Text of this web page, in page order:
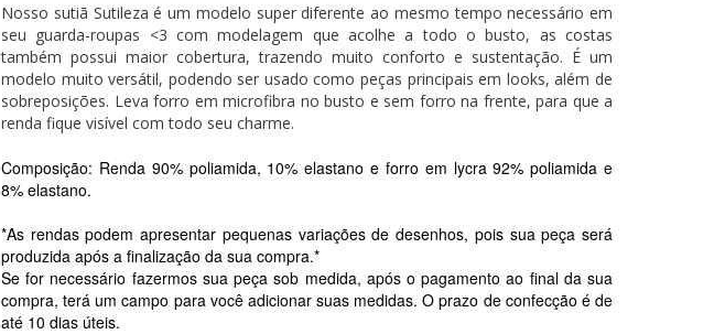
Nosso sutiã Sutileza é um modelo super diferente ao mesmo tempo necessário em
seu guarda-roupas <3 com modelagem que acolhe a todo o busto, as costas
também possui maior cobertura, trazendo muito conforto e sustentação. É um
modelo muito versátil, podendo ser usado como peças principais em looks, além de
sobreposições. Leva forro em microfibra no busto e sem forro na frente, para que a
renda fique visível com todo seu charme.
Composição: Renda 90% poliamida, 10% elastano e forro em lycra 92% poliamida e
8% elastano.
*As rendas podem apresentar pequenas variações de desenhos, pois sua peça será
produzida após a finalização da sua compra.*
Se for necessário fazermos sua peça sob medida, após o pagamento ao final da sua
compra, terá um campo para você adicionar suas medidas. O prazo de confecção é de
até 10 dias úteis.